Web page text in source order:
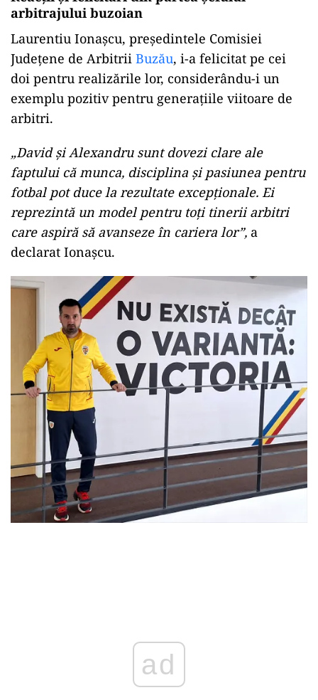
arbitrajului buzoian
Laurentiu Ionașcu, președintele Comisiei
Județene de Arbitrii Buzău, i-a felicitat pe cei
doi pentru realizările lor, considerându-i un
exemplu pozitiv pentru generațiile viitoare de
arbitri.
„David și Alexandru sunt dovezi clare ale
faptului că munca, disciplina și pasiunea pentru
fotbal pot duce la rezultate excepționale. Ei
reprezintă un model pentru toți tinerii arbitri
care aspiră să avanseze în cariera lor”, a
declarat Ionașcu.
ad